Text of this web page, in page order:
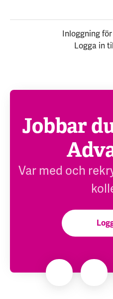
Inloggning
Logga in
Jobbar
Var med och